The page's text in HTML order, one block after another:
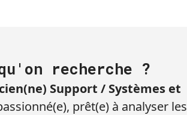
recherche ?
Support / Systèmes et
prêt(e) à analyser les